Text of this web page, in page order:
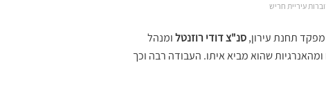
עיריית חריש
מפקד תחנת עירון,סנ"צ דודי רוזנטלומנהל
שהוא מביא איתו. העבודה רבה וכך